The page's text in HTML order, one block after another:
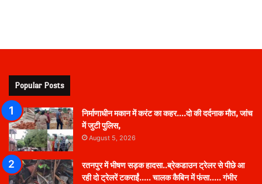
Popular Posts
निर्माणाधीन मकान में करंट का कहर….दो की दर्दनाक मौत, जांच
में जुटी पुलिस,
August 5, 2026
रतनपुर में भीषण सड़क हादसा..ब्रेकडाउन ट्रेलर से पीछे आ
रही दो ट्रेलरें टकराईं….. चालक कैबिन में फंसा….. गंभीर